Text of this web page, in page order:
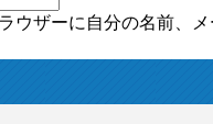
ウザーに自分の名前、